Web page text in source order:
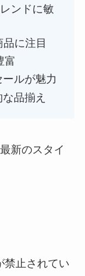
ンドに敏
に注目
富
ルが魅力
品揃え
新のスタイ
禁止されてい